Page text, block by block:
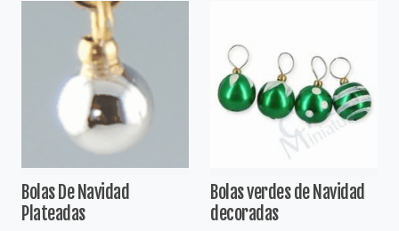
Bolas De Navidad
Plateadas
Bolas verdes de Navidad
decoradas